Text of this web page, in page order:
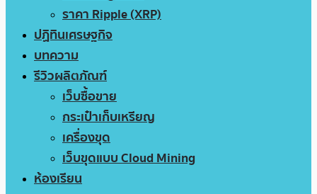
ราคา Ripple (XRP)
ปฏิทินเศรษฐกิจ
บทความ
รีวิวผลิตภัณฑ์
เว็บซื้อขาย
กระเป๋าเก็บเหรียญ
เครื่องขุด
เว็บขุดแบบ Cloud Mining
ห้องเรียน